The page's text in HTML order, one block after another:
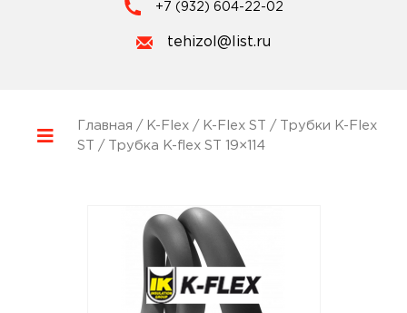
+7 (932) 604-22-02
tehizol@list.ru
Главная / K-Flex/ K-Flex ST /
Трубки K-Flex
ST
/ Трубка K-flex ST 19×114